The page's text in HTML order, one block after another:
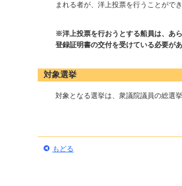
まれる者が、洋上投票を行うことができ
※洋上投票を行おうとする船員は、あ
登録証明書の交付を受けている必要があ
対象選挙
対象となる選挙は、衆議院議員の総選
もどる